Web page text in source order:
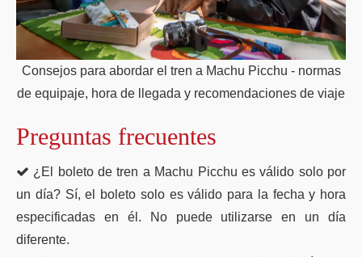
Consejos para abordar el tren a Machu Picchu - normas
de equipaje, hora de llegada y recomendaciones de viaje
Preguntas frecuentes
¿El boleto de tren a Machu Picchu es válido solo por
un día? Sí, el boleto solo es válido para la fecha y hora
especificadas en él. No puede utilizarse en un día
diferente.